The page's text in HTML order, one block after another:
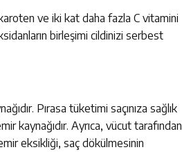
ve iki kat daha fazla C vitamini
birleşimi cildinizi serbest
Pırasa tüketimi saçınıza sağlık
kaynağıdır. Ayrıca, vücut tarafından
eksikliği, saç dökülmesinin